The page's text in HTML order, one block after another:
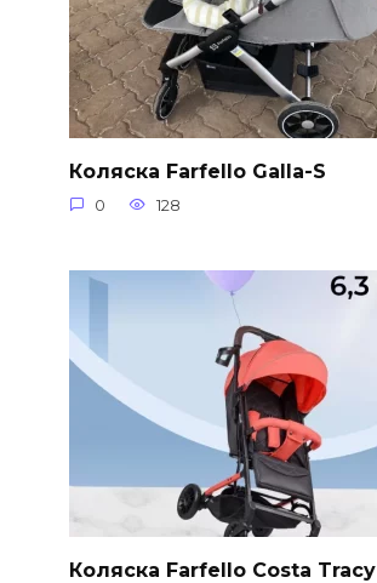
Коляска Farfello Galla-S
0 128
Коляска Farfello Costa Tracy